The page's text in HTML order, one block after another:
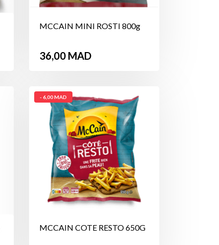
MCCAIN MINI ROSTI 800g
Prix
36,00 MAD
MCCAIN COTE RESTO 650G
- 6,00 MAD